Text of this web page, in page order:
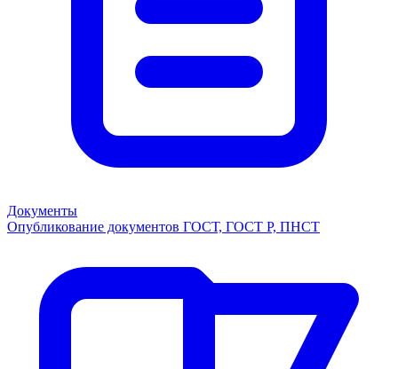
Документы
Опубликование документов ГОСТ, ГОСТ Р, ПНСТ